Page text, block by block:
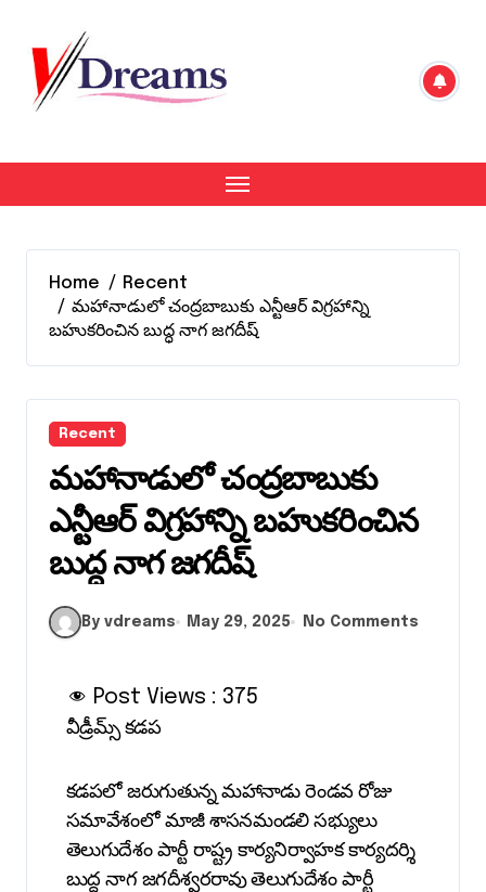
content
Home
Recent
మహానాడులో చంద్రబాబుకు ఎన్టీఆర్ విగ్రహాన్ని
బహుకరించిన బుద్ధ నాగ జగదీష్
Recent
మహానాడులో చంద్రబాబుకు
ఎన్టీఆర్ విగ్రహాన్ని బహుకరించిన
బుద్ధ నాగ జగదీష్
By vdreams May 29, 2025 No Comments
Post Views : 375
వీడ్రీమ్స్ కడప
కడపలో జరుగుతున్న మహానాడు రెండవ రోజు
సమావేశంలో మాజీ శాసనమండలి సభ్యులు
తెలుగుదేశం పార్టీ రాష్ట్ర కార్యనిర్వాహక కార్యదర్శి
బుద్ధ నాగ జగదీశ్వరరావు తెలుగుదేశం పార్టీ